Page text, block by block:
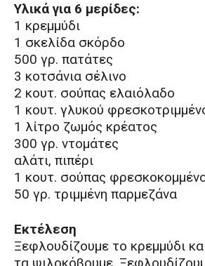
Υλικά για 6 μερίδες:
1 κρεμμύδι
1 σκελίδα σκόρδο
500 γρ. πατάτες
3 κοτσάνια σέλινο
2 κουτ. σούπας ελαιόλαδο
1 κουτ. γλυκού
1 λίτρο ζωμός κρέατος
300 γρ. ντομάτες
αλάτι, πιπέρι
1 κουτ. σούπας
50 γρ. τριμμένη παρμεζάνα
Εκτέλεση
Ξεφλουδίζουμε το κρεμμύδι